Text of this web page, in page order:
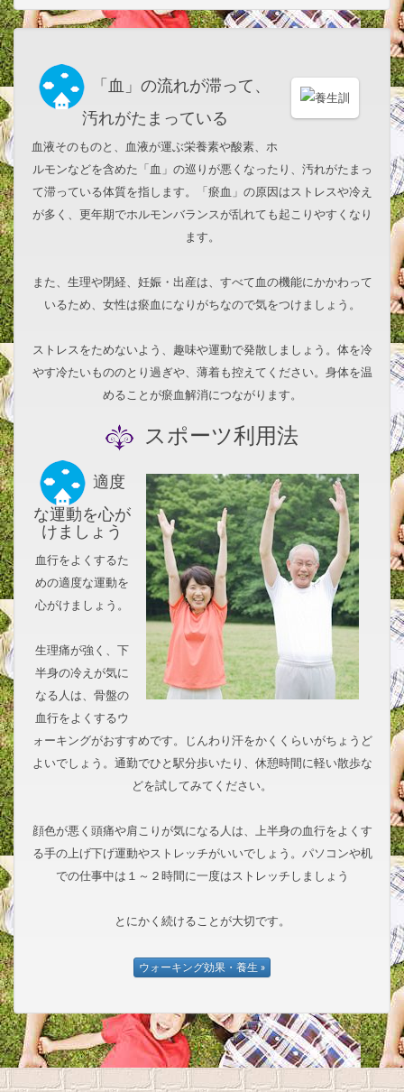
「血」の流れが滞って、
汚れがたまっている
血液そのものと、血液が運ぶ栄養素や酸素、ホ
ルモンなどを含めた「血」の巡りが悪くなったり、汚れがたまっ
て滞っている体質を指します。「瘀血」の原因はストレスや冷え
が多く、更年期でホルモンバランスが乱れても起こりやすくなり
ます。
また、生理や閉経、妊娠・出産は、すべて血の機能にかかわって
いるため、女性は瘀血になりがちなので気をつけましょう。
ストレスをためないよう、趣味や運動で発散しましょう。体を冷
やす冷たいもののとり過ぎや、薄着も控えてください。身体を温
めることが瘀血解消につながります。
スポーツ利用法
適度
な運動を心が
けましょう
血行をよくするた
めの適度な運動を
心がけましょう。
生理痛が強く、下
半身の冷えが気に
なる人は、骨盤の
血行をよくするウ
ォーキングがおすすめです。じんわり汗をかくくらいがちょうど
よいでしょう。通勤でひと駅分歩いたり、休憩時間に軽い散歩な
どを試してみてください。
顔色が悪く頭痛や肩こりが気になる人は、上半身の血行をよくす
る手の上げ下げ運動やストレッチがいいでしょう。パソコンや机
での仕事中は１～２時間に一度はストレッチしましょう
とにかく続けることが大切です。